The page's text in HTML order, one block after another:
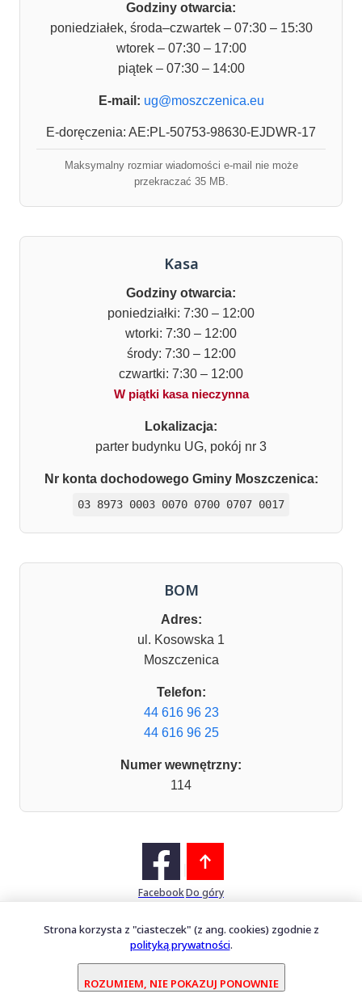
Godziny otwarcia:
poniedziałek, środa–czwartek – 07:30 – 15:30
wtorek – 07:30 – 17:00
piątek – 07:30 – 14:00
E-mail: ug@moszczenica.eu
E-doręczenia: AE:PL-50753-98630-EJDWR-17
Maksymalny rozmiar wiadomości e-mail nie może
przekraczać 35 MB.
Kasa
Godziny otwarcia:
poniedziałki: 7:30 – 12:00
wtorki: 7:30 – 12:00
środy: 7:30 – 12:00
czwartki: 7:30 – 12:00
W piątki kasa nieczynna
Lokalizacja:
parter budynku UG, pokój nr 3
Nr konta dochodowego Gminy Moszczenica:
03 8973 0003 0070 0700 0707 0017
BOM
Adres:
ul. Kosowska 1
Moszczenica
Telefon:
44 616 96 23
44 616 96 25
Numer wewnętrzny:
114
FacebookDo góry
Strona korzysta z "ciasteczek" (z ang. cookies) zgodnie z
polityką prywatności.
ROZUMIEM, NIE POKAZUJ PONOWNIE